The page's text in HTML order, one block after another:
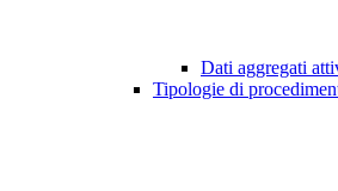
Dati aggregati
Tipologie di